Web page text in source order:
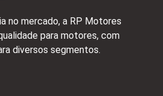
no mercado, a RP Motores
para motores, com
diversos segmentos.